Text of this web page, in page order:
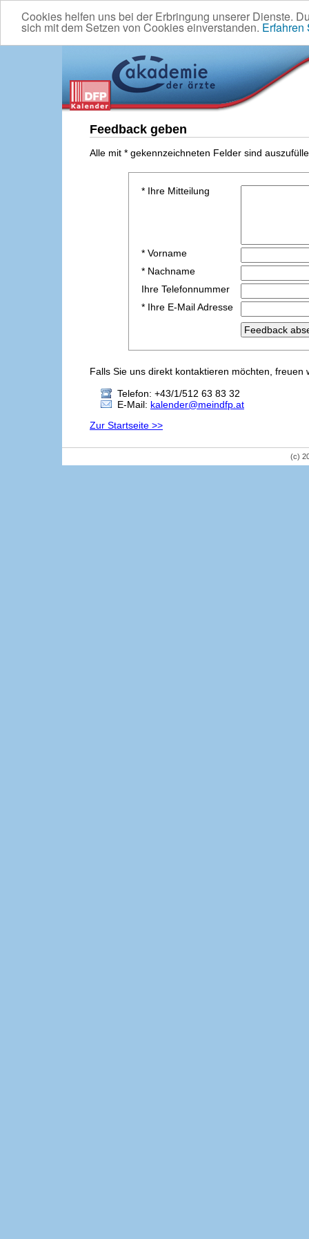
Cookies helfen uns bei der Erbringung unserer Dienste.
sich mit dem Setzen von Cookies einverstanden. Erfahren
Feedback geben
Alle mit * gekennzeichneten Felder sind
* Ihre Mitteilung
* Vorname
* Nachname
Ihre Telefonnummer
* Ihre E-Mail Adresse
Falls Sie uns direkt kontaktieren möchten,
Telefon: +43/1/512 63 83 32
E-Mail: kalender@meindfp.at
Zur Startseite >>
(c)